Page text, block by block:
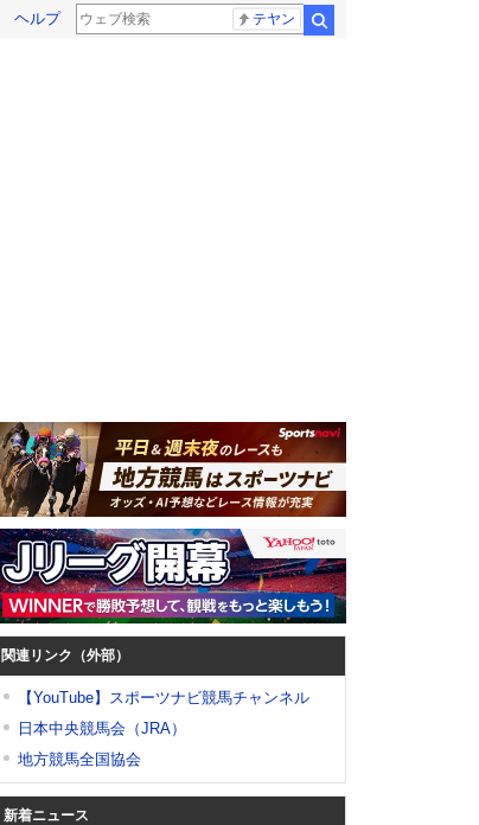
ヘルプ テヤン
関連リンク（外部）
【YouTube】スポーツナビ競馬チャンネル
日本中央競馬会（JRA）
地方競馬全国協会
新着ニュース